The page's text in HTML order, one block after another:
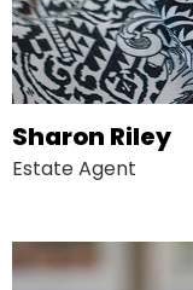
Sharon Riley
Estate Agent